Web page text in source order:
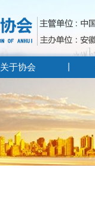
关于协会